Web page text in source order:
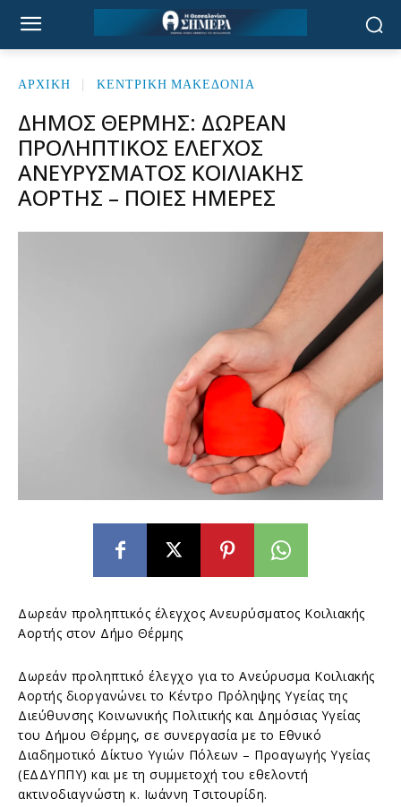
ΑΡΧΙΚΉ ΚΕΝΤΡΙΚΗ ΜΑΚΕΔΟΝΙΑ
ΔΉΜΟΣ ΘΈΡΜΗΣ: ΔΩΡΕΆΝ
ΠΡΟΛΗΠΤΙΚΌΣ ΈΛΕΓΧΟΣ
ΑΝΕΥΡΎΣΜΑΤΟΣ ΚΟΙΛΙΑΚΉΣ
ΑΟΡΤΉΣ – ΠΟΙΕΣ ΗΜΈΡΕΣ
Δωρεάν προληπτικός έλεγχος Ανευρύσματος Κοιλιακής
Αορτής στον Δήμο Θέρμης
Δωρεάν προληπτικό έλεγχο για το Ανεύρυσμα Κοιλιακής
Αορτής διοργανώνει το Κέντρο Πρόληψης Υγείας της
Διεύθυνσης Κοινωνικής Πολιτικής και Δημόσιας Υγείας
του Δήμου Θέρμης, σε συνεργασία με το Εθνικό
Διαδημοτικό Δίκτυο Υγιών Πόλεων – Προαγωγής Υγείας
(ΕΔΔΥΠΠΥ) και με τη συμμετοχή του εθελοντή
ακτινοδιαγνώστη κ. Ιωάννη Τσιτουρίδη.